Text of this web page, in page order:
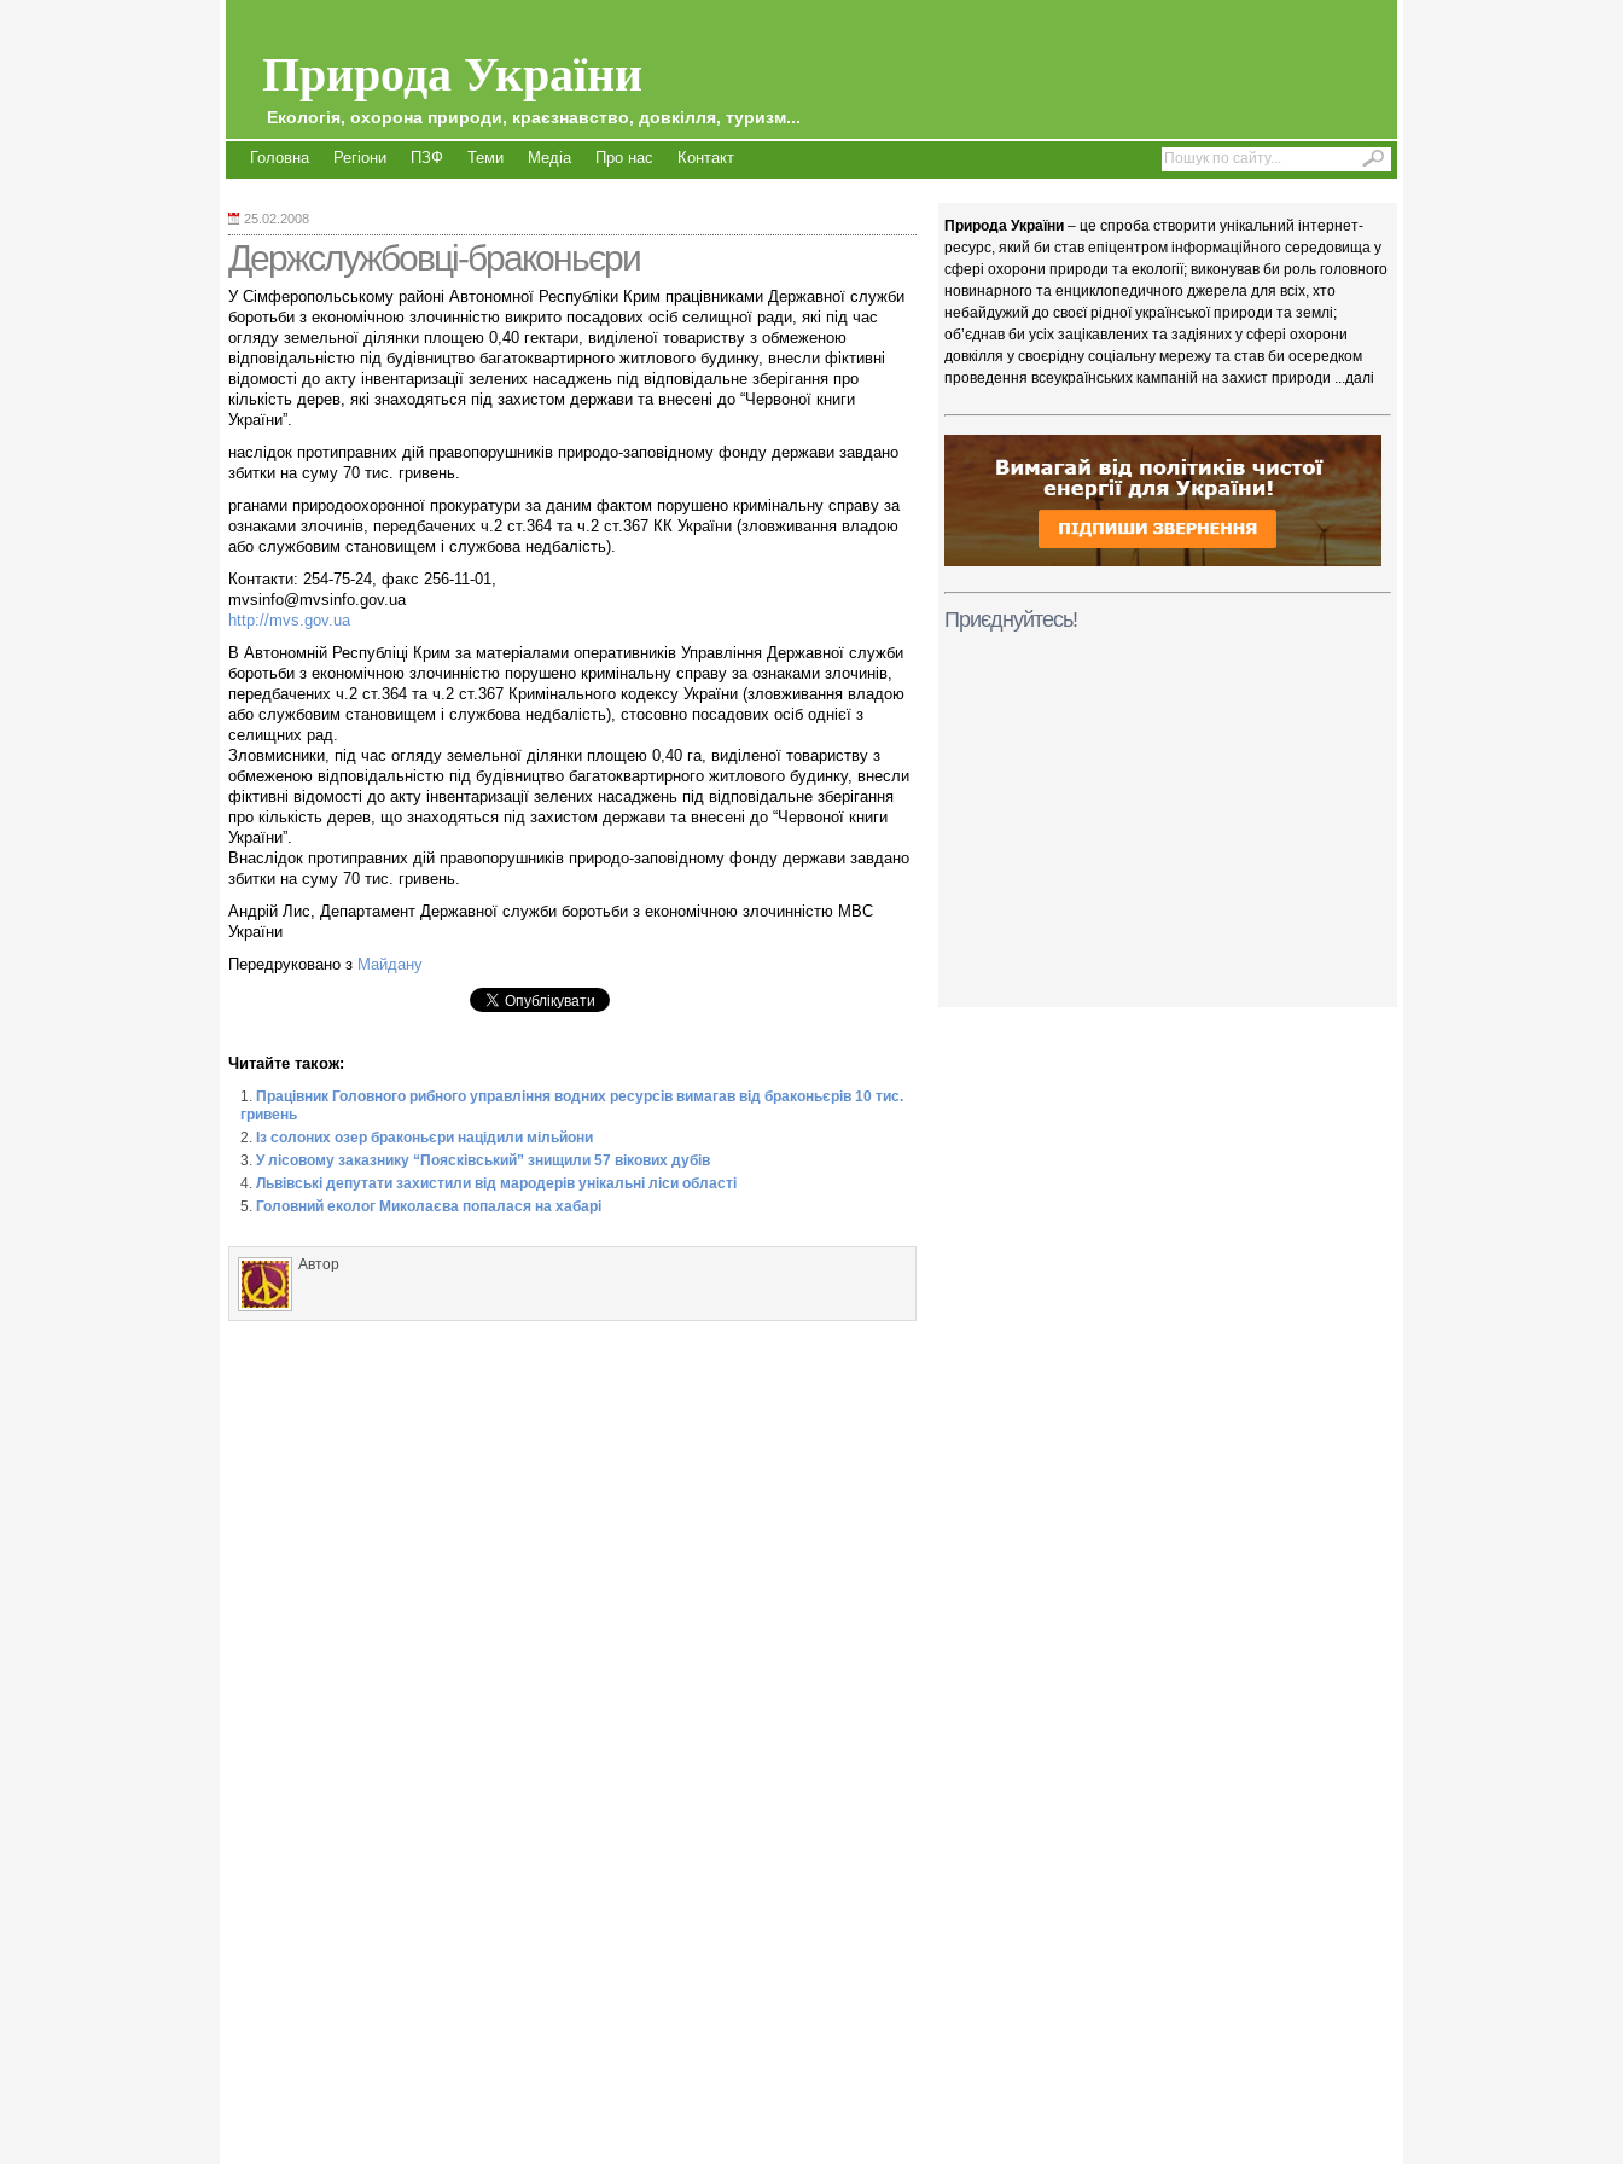
Природа України
Екологія, охорона природи, краєзнавство, довкілля, туризм...
Головна Регіони ПЗФ Теми Медіа Про нас Контакт
25.02.2008
Держслужбовці-браконьєри
У Сімферопольському районі Автономної Республіки Крим працівниками Державної служби
боротьби з економічною злочинністю викрито посадових осіб селищної ради, які під час
огляду земельної ділянки площею 0,40 гектари, виділеної товариству з обмеженою
відповідальністю під будівництво багатоквартирного житлового будинку, внесли фіктивні
відомості до акту інвентаризації зелених насаджень під відповідальне зберігання про
кількість дерев, які знаходяться під захистом держави та внесені до “Червоної книги
України”.
наслідок протиправних дій правопорушників природо-заповідному фонду держави завдано
збитки на суму 70 тис. гривень.
рганами природоохоронної прокуратури за даним фактом порушено кримінальну справу за
ознаками злочинів, передбачених ч.2 ст.364 та ч.2 ст.367 КК України (зловживання владою
або службовим становищем і службова недбалість).
Контакти: 254-75-24, факс 256-11-01,
mvsinfo@mvsinfo.gov.ua
http://mvs.gov.ua
В Автономній Республіці Крим за матеріалами оперативників Управління Державної служби
боротьби з економічною злочинністю порушено кримінальну справу за ознаками злочинів,
передбачених ч.2 ст.364 та ч.2 ст.367 Кримінального кодексу України (зловживання владою
або службовим становищем і службова недбалість), стосовно посадових осіб однієї з
селищних рад.
Зловмисники, під час огляду земельної ділянки площею 0,40 га, виділеної товариству з
обмеженою відповідальністю під будівництво багатоквартирного житлового будинку, внесли
фіктивні відомості до акту інвентаризації зелених насаджень під відповідальне зберігання
про кількість дерев, що знаходяться під захистом держави та внесені до “Червоної книги
України”.
Внаслідок протиправних дій правопорушників природо-заповідному фонду держави завдано
збитки на суму 70 тис. гривень.
Андрій Лис, Департамент Державної служби боротьби з економічною злочинністю МВС
України
Передруковано з Майдану
Читайте також:
Працівник Головного рибного управління водних ресурсів вимагав від браконьєрів 10 тис.
гривень
Із солоних озер браконьєри націдили мільйони
У лісовому заказнику “Поясківський” знищили 57 вікових дубів
Львівські депутати захистили від мародерів унікальні ліси області
Головний еколог Миколаєва попалася на хабарі
Автор
Природа України – це спроба створити унікальний інтернет-
ресурс, який би став епіцентром інформаційного середовища у
сфері охорони природи та екології; виконував би роль головного
новинарного та енциклопедичного джерела для всіх, хто
небайдужий до своєї рідної української природи та землі;
об’єднав би усіх зацікавлених та задіяних у сфері охорони
довкілля у своєрідну соціальну мережу та став би осередком
проведення всеукраїнських кампаній на захист природи ...далі
Приєднуйтесь!